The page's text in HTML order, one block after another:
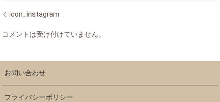
icon_instagram
コメントは受け付けていません。
お問い合わせ
プライバシーポリシー